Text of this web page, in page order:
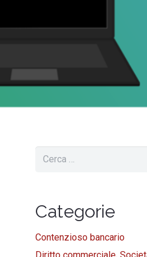
Ricerca
Categorie
Contenzioso bancario